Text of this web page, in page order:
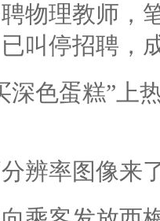
物理教师，
叫停招聘，
深色蛋糕”上
辨率图像来